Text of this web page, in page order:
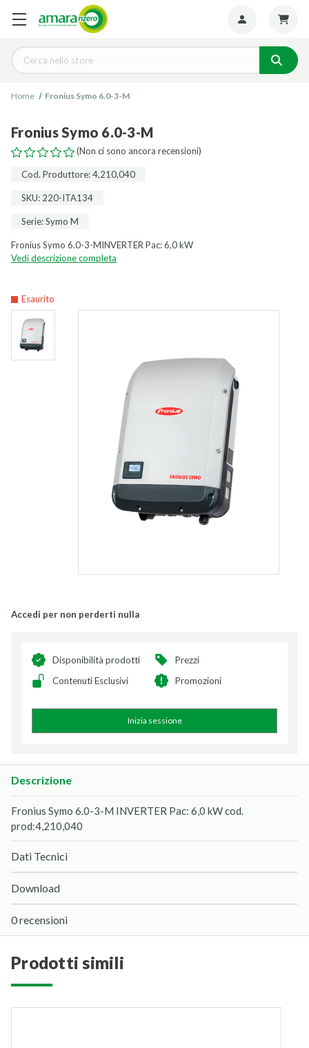
Cerca
Home Fronius Symo 6.0-3-M
Fronius Symo 6.0-3-M
(Non ci sono ancora recensioni)
Cod. Produttore: 4,210,040
SKU: 220-ITA134
Serie: Symo M
Fronius Symo 6.0-3-MINVERTER Pac: 6,0 kW
Vedi descrizione completa
Esaurito
Accedi per non perderti nulla
Disponibilità prodotti
Prezzi
Contenuti Esclusivi
Promozioni
Inizia sessione
Descrizione
Fronius Symo 6.0-3-M INVERTER Pac: 6,0 kW cod.
prod:4,210,040
Dati Tecnici
Download
0 recensioni
prodotti simili